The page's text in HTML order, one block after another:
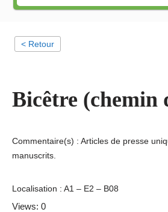
< Retour
Bicêtre (chemin
Commentaire(s) : Articles de presse
manuscrits.
Localisation : A1 – E2 – B08
Views: 0